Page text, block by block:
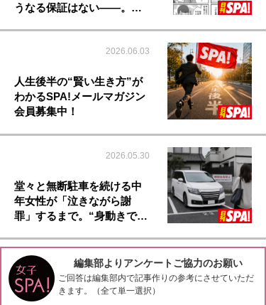
うなる保証はない――。…
2026.06.03
人生後半の“賢い生き方”が
わかるSPA!メールマガジン
会員募集中！
2026.05.30
堂々と無断駐車を続ける中
年女性が「泣きながら謝
罪」するまで。“身動きで…